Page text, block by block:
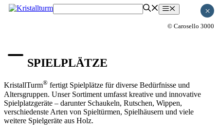
Zum
Menü
© Carosello 3000
SPIELPLÄTZE
KristallTurm® fertigt Spielplätze für diverse Bedürfnisse und
Altersgruppen. Unser Sortiment umfasst kreative und innovative
Spielplatzgeräte – darunter Schaukeln, Rutschen, Wippen,
verschiedenste Arten von Spieltürmen, Spielhäusern und viele
weitere Spielgeräte aus Holz.
×